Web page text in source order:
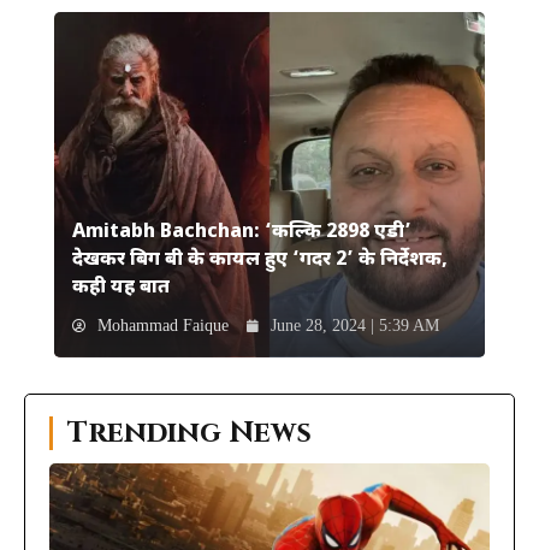
Amitabh Bachchan: ‘कल्कि 2898 एडी’
देखकर बिग बी के कायल हुए ‘गदर 2’ के निर्देशक,
कही यह बात
Mohammad Faique June 28, 2024 | 5:39 AM
Trending News